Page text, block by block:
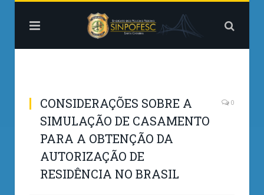
CONSIDERAÇÕES SOBRE A
SIMULAÇÃO DE CASAMENTO
PARA A OBTENÇÃO DA
AUTORIZAÇÃO DE
RESIDÊNCIA NO BRASIL
0